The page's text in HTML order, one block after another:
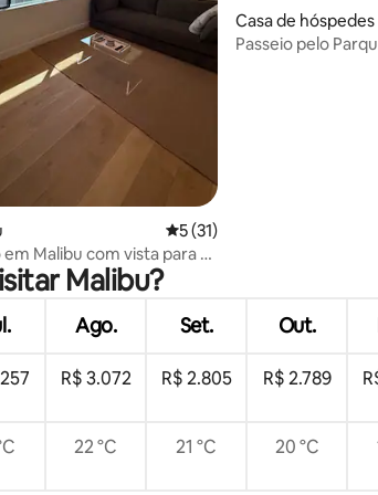
de 5, 207 avaliações
5 de uma avaliação média de
5 (31)
Malibu com vista para o
gratuito!
Casa de hóspedes
Passeio pelo
Malibu?
Ago. Set. Out.
R$ 3.072 R$ 2.805 R$ 2.789
22 °C 21 °C 20 °C